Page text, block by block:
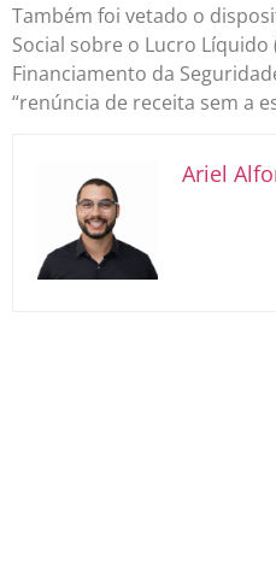
Também foi vetado o
Social sobre o Lucro Líquido
Financiamento da
“renúncia de receita sem a
Ariel